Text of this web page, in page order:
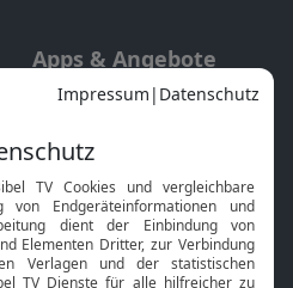
Apps & Angebote
Mobile App
Smart TV
HbbTV
Bibelthek Online-Bibel